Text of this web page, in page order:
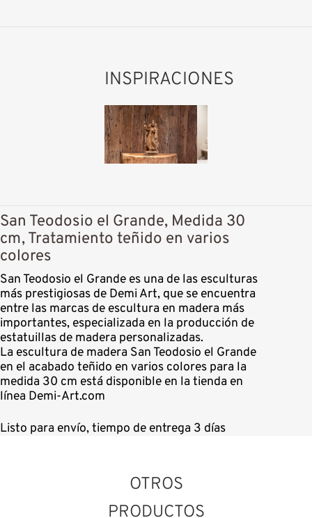
INSPIRACIONES
San Teodosio el Grande, Medida 30
cm, Tratamiento teñido en varios
colores
San Teodosio el Grande es una de las esculturas
más prestigiosas de Demi Art, que se encuentra
entre las marcas de escultura en madera más
importantes, especializada en la producción de
estatuillas de madera personalizadas.
La escultura de madera San Teodosio el Grande
en el acabado teñido en varios colores para la
medida 30 cm está disponible en la tienda en
línea Demi-Art.com
Listo para envío, tiempo de entrega 3 días
OTROS
PRODUCTOS